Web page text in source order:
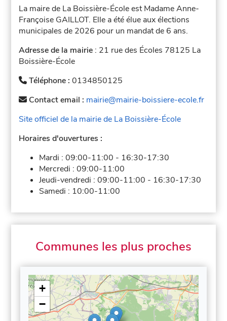
La maire de La Boissière-École est Madame Anne-
Françoise GAILLOT. Elle a été élue aux élections
municipales de 2026 pour un mandat de 6 ans.
Adresse de la mairie : 21 rue des Écoles 78125 La
Boissière-École
Téléphone :0134850125
Contact email : mairie@mairie-boissiere-ecole.fr
Site officiel de la mairie de La Boissière-École
Horaires d'ouvertures :
Mardi :09:00-11:00 - 16:30-17:30
Mercredi :09:00-11:00
Jeudi-vendredi :09:00-11:00 - 16:30-17:30
Samedi : 10:00-11:00
Communes les plus proches
+
−